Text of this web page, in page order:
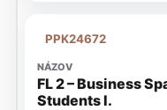
PPK24672
FL 2 – Business
Students I.